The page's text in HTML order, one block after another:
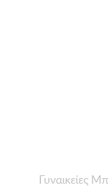
Γυναικείες